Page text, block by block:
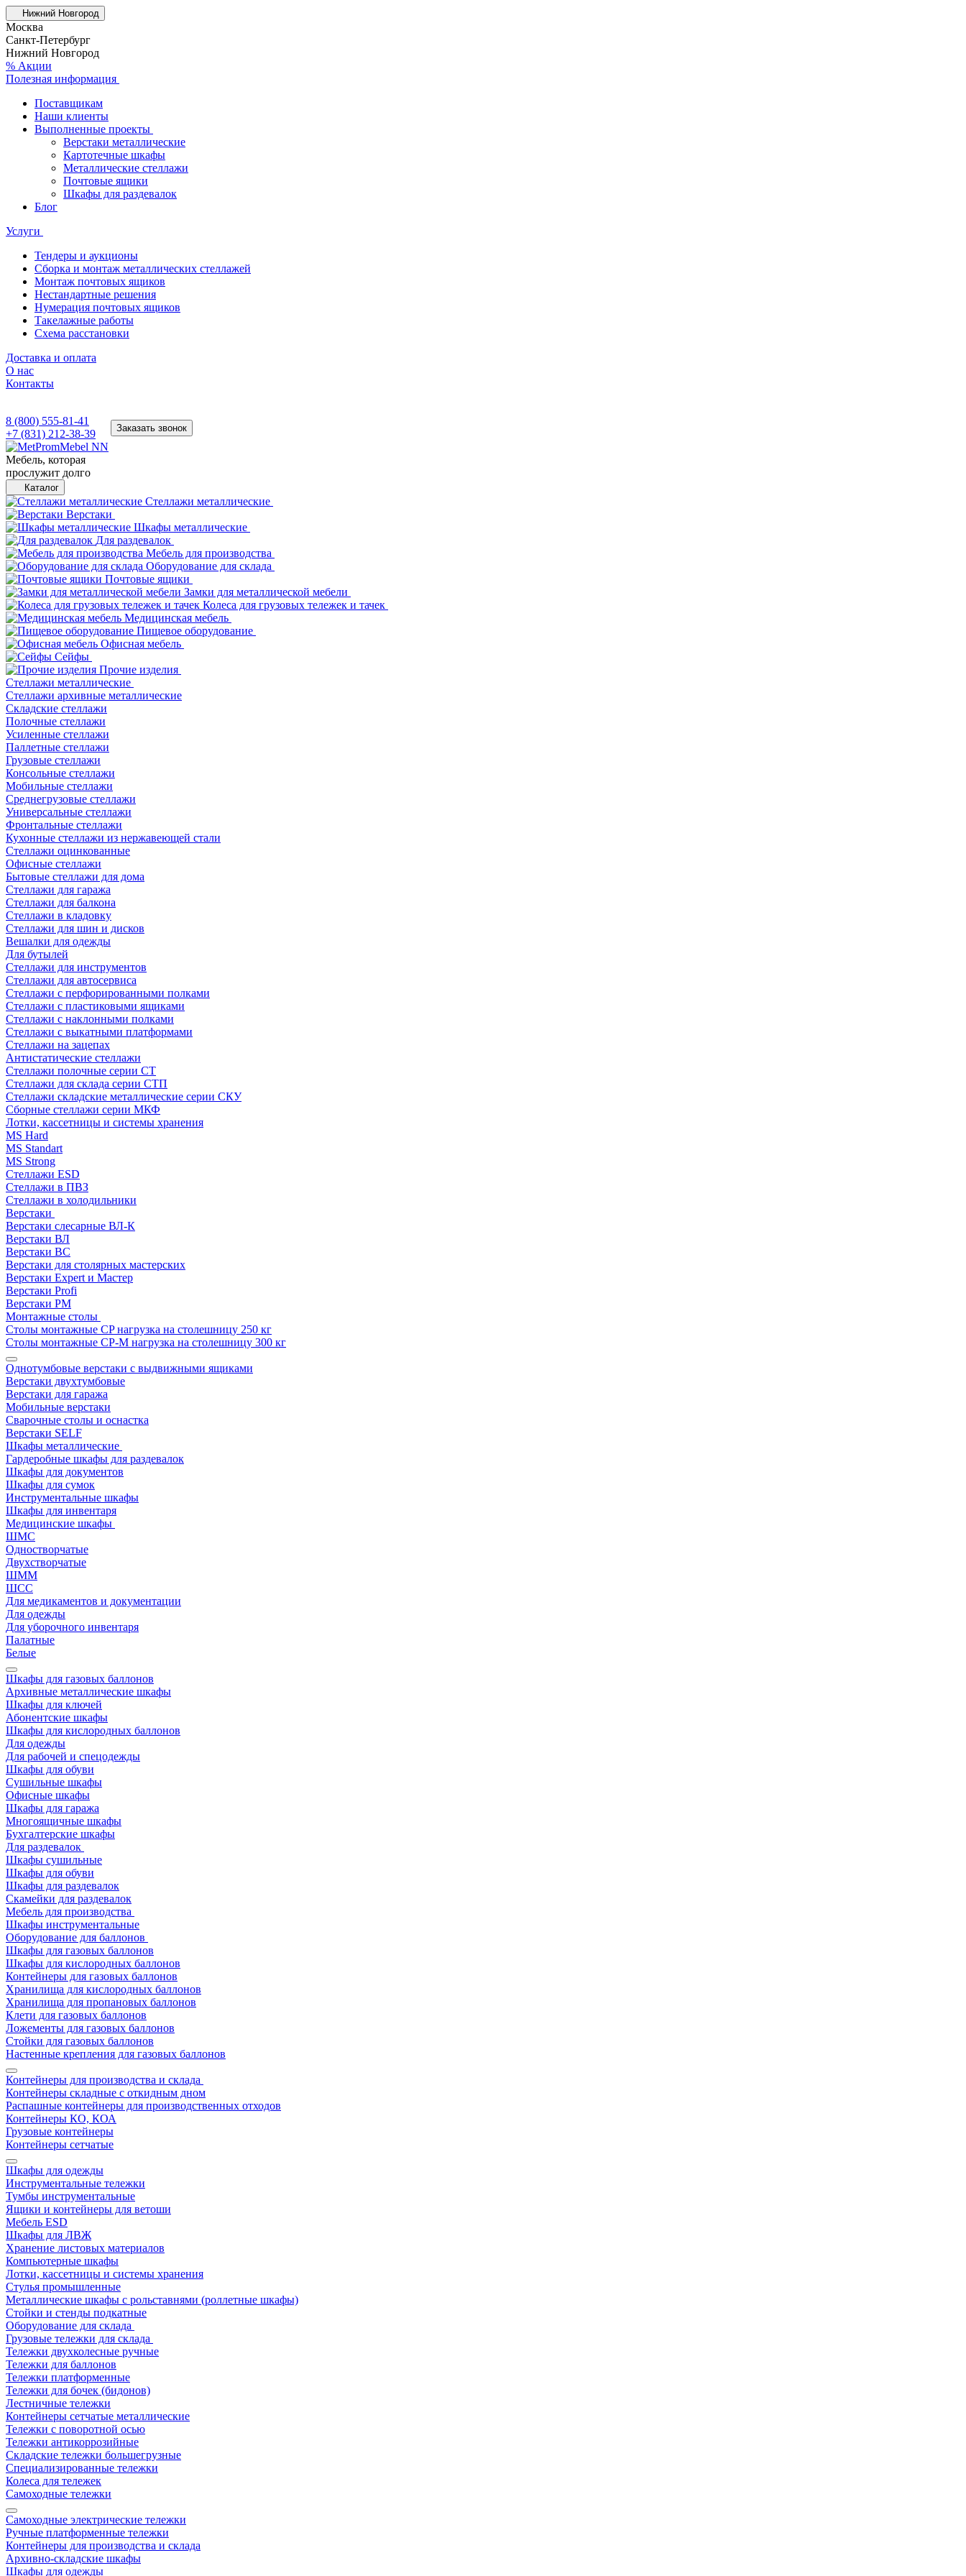
Нижний Новгород
Москва
Санкт-Петербург
Нижний Новгород
% Акции
Полезная информация
Поставщикам
Наши клиенты
Выполненные проекты
Верстаки металлические
Картотечные шкафы
Металлические стеллажи
Почтовые ящики
Шкафы для раздевалок
Блог
Услуги
Тендеры и аукционы
Сборка и монтаж металлических стеллажей
Монтаж почтовых ящиков
Нестандартные решения
Нумерация почтовых ящиков
Такелажные работы
Схема расстановки
Доставка и оплата
О нас
Контакты
8 (800) 555-81-41
+7 (831) 212-38-39
Заказать звонок
Мебель, которая
прослужит долго
Каталог
Стеллажи металлические
Верстаки
Шкафы металлические
Для раздевалок
Мебель для производства
Оборудование для склада
Почтовые ящики
Замки для металлической мебели
Колеса для грузовых тележек и тачек
Медицинская мебель
Пищевое оборудование
Офисная мебель
Сейфы
Прочие изделия
Стеллажи металлические
Cтеллажи архивные металлические
Складские стеллажи
Полочные стеллажи
Усиленные стеллажи
Паллетные стеллажи
Грузовые стеллажи
Консольные стеллажи
Мобильные стеллажи
Среднегрузовые стеллажи
Универсальные стеллажи
Фронтальные стеллажи
Кухонные стеллажи из нержавеющей стали
Стеллажи оцинкованные
Офисные стеллажи
Бытовые стеллажи для дома
Стеллажи для гаража
Стеллажи для балкона
Стеллажи в кладовку
Стеллажи для шин и дисков
Вешалки для одежды
Для бутылей
Стеллажи для инструментов
Стеллажи для автосервиса
Стеллажи с перфорированными полками
Стеллажи с пластиковыми ящиками
Стеллажи с наклонными полками
Стеллажи с выкатными платформами
Стеллажи на зацепах
Антистатические стеллажи
Стеллажи полочные серии СТ
Стеллажи для склада серии СТП
Стеллажи складские металлические серии СКУ
Сборные стеллажи серии МКФ
Лотки, кассетницы и системы хранения
MS Hard
MS Standart
MS Strong
Стеллажи ESD
Стеллажи в ПВЗ
Стеллажи в холодильники
Верстаки
Верстаки слесарные ВЛ-К
Верстаки ВЛ
Верстаки ВС
Верстаки для столярных мастерских
Верстаки Expert и Мастер
Верстаки Profi
Верстаки РМ
Монтажные столы
Столы монтажные СP нагрузка на столешницу 250 кг
Столы монтажные СР-М нагрузка на столешницу 300 кг
Однотумбовые верстаки с выдвижными ящиками
Верстаки двухтумбовые
Верстаки для гаража
Мобильные верстаки
Сварочные столы и оснастка
Верстаки SELF
Шкафы металлические
Гардеробные шкафы для раздевалок
Шкафы для документов
Шкафы для сумок
Инструментальные шкафы
Шкафы для инвентаря
Медицинские шкафы
ШМС
Одностворчатые
Двухстворчатые
ШММ
ШСС
Для медикаментов и документации
Для одежды
Для уборочного инвентаря
Палатные
Белые
Шкафы для газовых баллонов
Архивные металлические шкафы
Шкафы для ключей
Абонентские шкафы
Шкафы для кислородных баллонов
Для одежды
Для рабочей и спецодежды
Шкафы для обуви
Сушильные шкафы
Офисные шкафы
Шкафы для гаража
Многоящичные шкафы
Бухгалтерские шкафы
Для раздевалок
Шкафы сушильные
Шкафы для обуви
Шкафы для раздевалок
Скамейки для раздевалок
Мебель для производства
Шкафы инструментальные
Оборудование для баллонов
Шкафы для газовых баллонов
Шкафы для кислородных баллонов
Контейнеры для газовых баллонов
Хранилища для кислородных баллонов
Хранилища для пропановых баллонов
Клети для газовых баллонов
Ложементы для газовых баллонов
Стойки для газовых баллонов
Настенные крепления для газовых баллонов
Контейнеры для производства и склада
Контейнеры складные с откидным дном
Распашные контейнеры для производственных отходов
Контейнеры КО, КОА
Грузовые контейнеры
Контейнеры сетчатые
Шкафы для одежды
Инструментальные тележки
Тумбы инструментальные
Ящики и контейнеры для ветоши
Мебель ESD
Шкафы для ЛВЖ
Хранение листовых материалов
Компьютерные шкафы
Лотки, кассетницы и системы хранения
Стулья промышленные
Металлические шкафы с рольставнями (роллетные шкафы)
Стойки и стенды подкатные
Оборудование для склада
Грузовые тележки для склада
Тележки двухколесные ручные
Тележки для баллонов
Тележки платформенные
Тележки для бочек (бидонов)
Лестничные тележки
Контейнеры сетчатые металлические
Тележки с поворотной осью
Тележки антикоррозийные
Складские тележки большегрузные
Специализированные тележки
Колеса для тележек
Самоходные тележки
Самоходные электрические тележки
Ручные платформенные тележки
Контейнеры для производства и склада
Архивно-складские шкафы
Шкафы для одежды